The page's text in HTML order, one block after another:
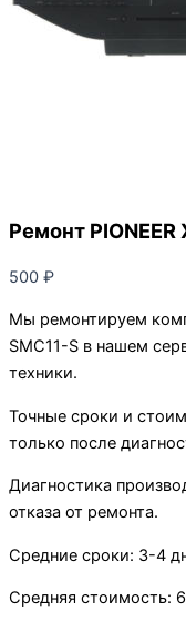
Ремонт PIONEER
500 ₽
Мы ремонтируем
SMC11-S в нашем
техники.
Точные сроки и
только после
Диагностика
отказа от ремонта.
Средние сроки: 3-4
Средняя стоимость: